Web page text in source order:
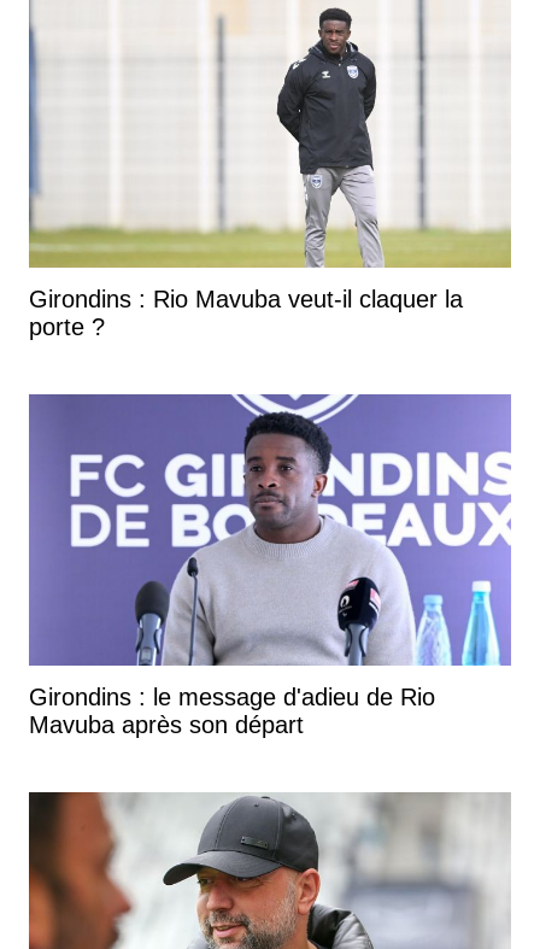
Girondins : Rio Mavuba veut-il claquer la
porte ?
Girondins : le message d'adieu de Rio
Mavuba après son départ